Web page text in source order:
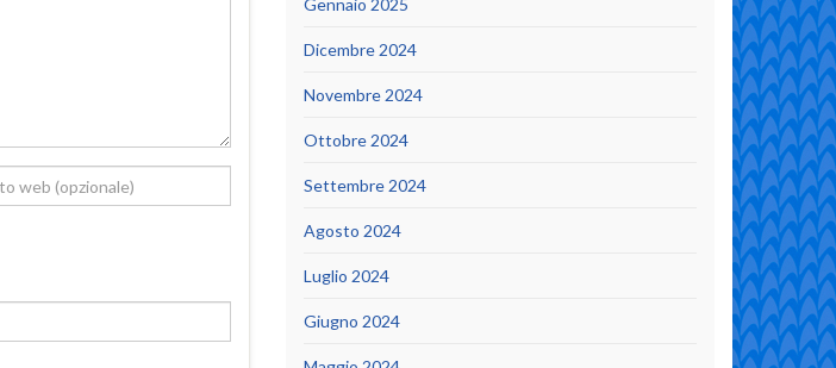
Gennaio 2025
Dicembre 2024
Novembre 2024
Ottobre 2024
Settembre 2024
Agosto 2024
Luglio 2024
Giugno 2024